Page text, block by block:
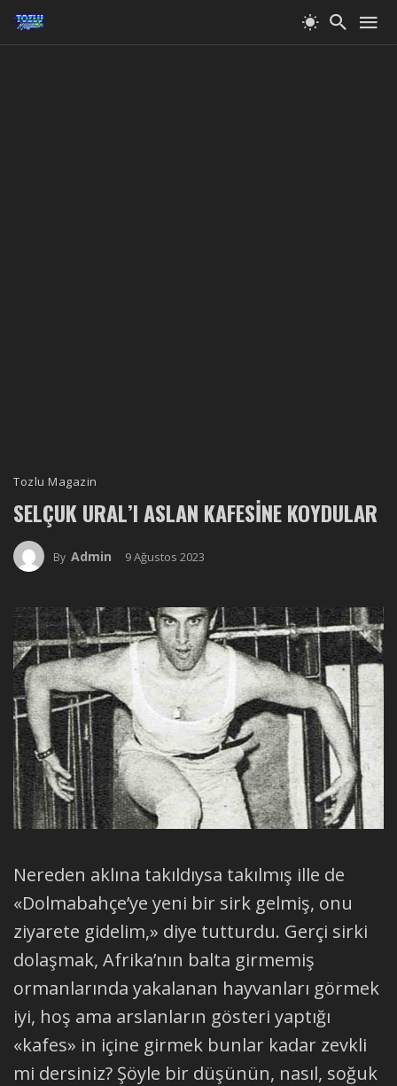
Tozlu Magazin
SELÇUK URAL’I ASLAN KAFESINE KOYDULAR
By Admin 9 Ağustos 2023
Nereden aklına takıldıysa takılmış ille de
«Dolmabahçe’ye yeni bir sirk gelmiş, onu
ziyarete gidelim,» diye tutturdu. Gerçi sirki
dolaşmak, Afrika’nın balta girmemiş
ormanlarında yakalanan hayvanları görmek
iyi, hoş ama arslanların gösteri yaptığı
«kafes» in içine girmek bunlar kadar zevkli
mi dersiniz? Şöyle bir düşünün, nasıl, soğuk